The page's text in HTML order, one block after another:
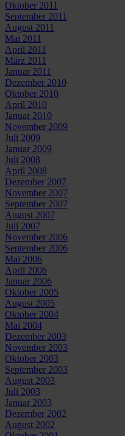
Oktober 2011
September 2011
August 2011
Mai 2011
April 2011
März 2011
Januar 2011
Dezember 2010
Oktober 2010
April 2010
Januar 2010
November 2009
Juli 2009
Januar 2009
Juli 2008
April 2008
Dezember 2007
November 2007
September 2007
August 2007
Juli 2007
November 2006
September 2006
Mai 2006
April 2006
Januar 2006
Oktober 2005
August 2005
Oktober 2004
Mai 2004
Dezember 2003
November 2003
Oktober 2003
September 2003
August 2003
Juli 2003
Januar 2003
Dezember 2002
August 2002